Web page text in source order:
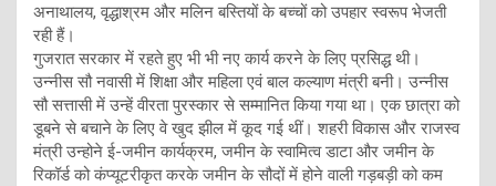
अनाथालय, वृद्धाश्रम और मलिन बस्तियों के बच्चों को उपहार स्वरूप भेजती
रही हैं।
गुजरात सरकार में रहते हुए भी भी नए कार्य करने के लिए प्रसिद्ध थी।
उन्नीस सौ नवासी में शिक्षा और महिला एवं बाल कल्याण मंत्री बनी। उन्नीस
सौ सत्तासी में उन्हें वीरता पुरस्कार से सम्मानित किया गया था। एक छात्रा को
डूबने से बचाने के लिए वे खुद झील में कूद गई थीं। शहरी विकास और राजस्व
मंत्री उन्होने ई-जमीन कार्यक्रम, जमीन के स्वामित्व डाटा और जमीन के
रिकॉर्ड को कंप्यूटरीकृत करके जमीन के सौदों में होने वाली गड़बड़ी को कम